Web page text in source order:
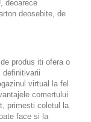
deoarece
deosebite, de
produs iti ofera o
definitivarii
virtual la fel
comertului
primesti coletul la
face si la